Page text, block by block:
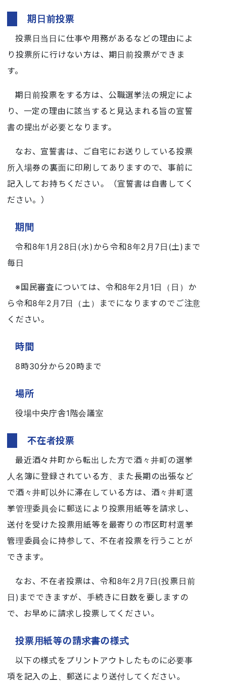
期日前投票
投票日当日に仕事や用務があるなどの理由によ
り投票所に行けない方は、期日前投票ができま
す。
期日前投票をする方は、公職選挙法の規定によ
り、一定の理由に該当すると見込まれる旨の宣誓
書の提出が必要となります。
なお、宣誓書は、ご自宅にお送りしている投票
所入場券の裏面に印刷してありますので、事前に
記入してお持ちください。（宣誓書は自書してく
ださい。）
期間
令和8年1月28日(水)から令和8年2月7日(土)まで
毎日
※国民審査については、令和8年2月1日（日）か
ら令和8年2月7日（土）までになりますのでご注意
ください。
時間
8時30分から20時まで
場所
役場中央庁舎1階会議室
不在者投票
最近酒々井町から転出した方で酒々井町の選挙
人名簿に登録されている方、また長期の出張など
で酒々井町以外に滞在している方は、酒々井町選
挙管理委員会に郵送により投票用紙等を請求し、
送付を受けた投票用紙等を最寄りの市区町村選挙
管理委員会に持参して、不在者投票を行うことが
できます。
なお、不在者投票は、令和8年2月7日(投票日前
日)までできますが、手続きに日数を要しますの
で、お早めに請求し投票してください。
投票用紙等の請求書の様式
以下の様式をプリントアウトしたものに必要事
項を記入の上、郵送により送付してください。